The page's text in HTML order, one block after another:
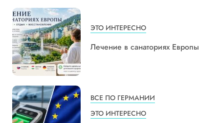
ЭТО ИНТЕРЕСНО
Лечение в санаториях Европы
ВСЕ ПО ГЕРМАНИИ
ЭТО ИНТЕРЕСНО